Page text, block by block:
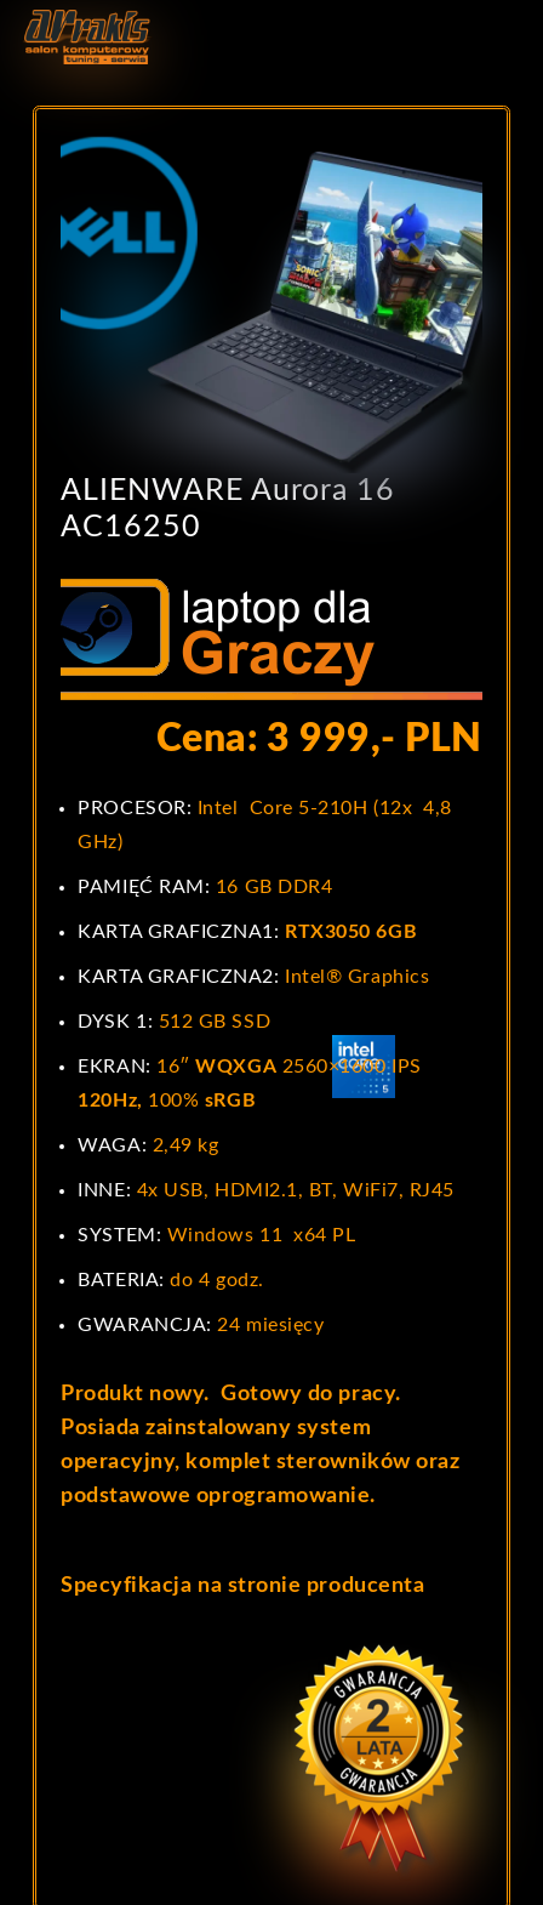
ALIENWARE Aurora 16
AC16250
Cena: 3 999,- PLN
PROCESOR:
ntel Core 5-210H (12x 4,8
GHz)
PAMIĘĆ RAM: 16 GB DDR4
KARTA GRAFICZNA1: RTX3050 6GB
KARTA GRAFICZNA2: Intel® Graphics
DYSK 1: 512 GB SSD
EKRAN: 16″WQXGA 2560×1600 IPS
120Hz, 100% sRGB
WAGA: 2,49 kg
INNE: 4x USB, HDMI2.1, BT, WiFi7, RJ45
SYSTEM: Windows 11 x64 PL
BATERIA: do 4 godz.
GWARANCJA: 24 miesięcy
Produkt nowy. Gotowy do pracy.
Posiada zainstalowany system
operacyjny, komplet sterownikóworaz
podstawowe oprogramowanie.
Specyfikacja na stronie producenta